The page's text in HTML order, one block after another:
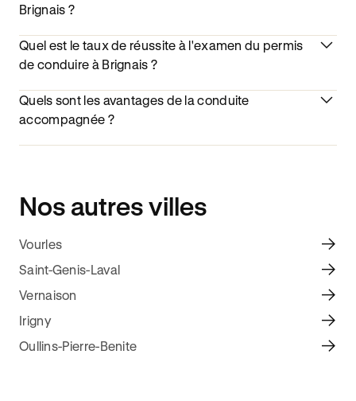
Brignais ?
Quel est le taux de réussite à l'examen du permis
de conduire à Brignais ?
Quels sont les avantages de la conduite
accompagnée ?
Nos autres villes
Vourles
Saint-Genis-Laval
Vernaison
Irigny
Oullins-Pierre-Benite